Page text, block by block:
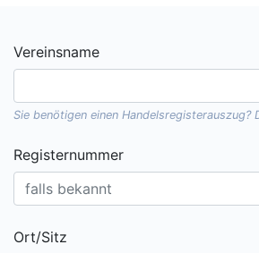
Vereinsname
Sie benötigen einen Handelsregisterauszug?
Registernummer
Ort/Sitz